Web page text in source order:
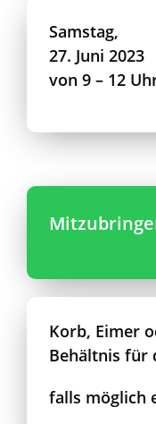
Samstag,
27. Juni 2023
von 9 – 12
Korb, Eimer
Behältnis für
falls möglich